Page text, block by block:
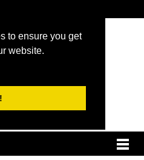
to ensure you get
website.